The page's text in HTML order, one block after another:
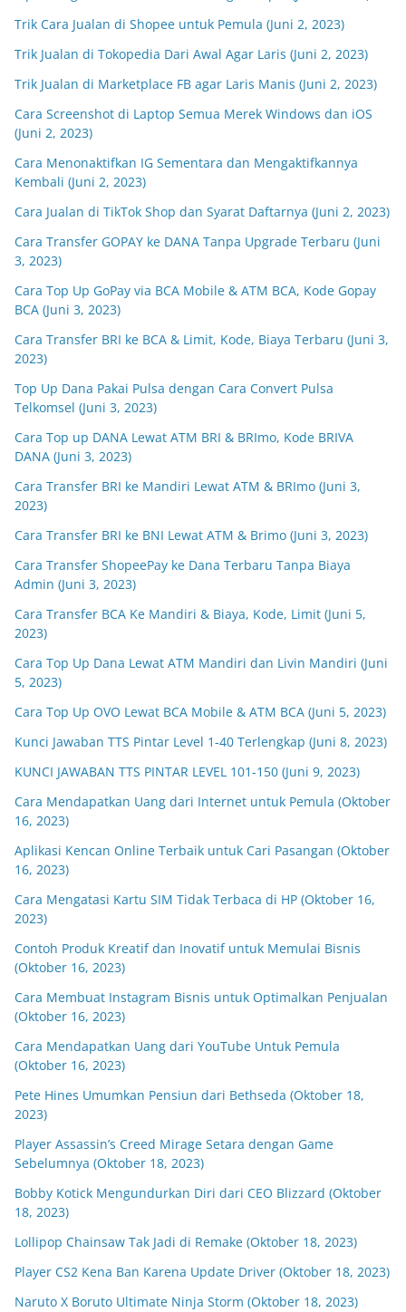
Trik Cara Jualan di Shopee untuk Pemula (Juni 2, 2023)
Trik Jualan di Tokopedia Dari Awal Agar Laris (Juni 2, 2023)
Trik Jualan di Marketplace FB agar Laris Manis (Juni 2, 2023)
Cara Screenshot di Laptop Semua Merek Windows dan iOS
(Juni 2, 2023)
Cara Menonaktifkan IG Sementara dan Mengaktifkannya
Kembali (Juni 2, 2023)
Cara Jualan di TikTok Shop dan Syarat Daftarnya (Juni 2, 2023)
Cara Transfer GOPAY ke DANA Tanpa Upgrade Terbaru (Juni
3, 2023)
Cara Top Up GoPay via BCA Mobile & ATM BCA, Kode Gopay
BCA (Juni 3, 2023)
Cara Transfer BRI ke BCA & Limit, Kode, Biaya Terbaru (Juni 3,
2023)
Top Up Dana Pakai Pulsa dengan Cara Convert Pulsa
Telkomsel (Juni 3, 2023)
Cara Top up DANA Lewat ATM BRI & BRImo, Kode BRIVA
DANA (Juni 3, 2023)
Cara Transfer BRI ke Mandiri Lewat ATM & BRImo (Juni 3,
2023)
Cara Transfer BRI ke BNI Lewat ATM & Brimo (Juni 3, 2023)
Cara Transfer ShopeePay ke Dana Terbaru Tanpa Biaya
Admin (Juni 3, 2023)
Cara Transfer BCA Ke Mandiri & Biaya, Kode, Limit (Juni 5,
2023)
Cara Top Up Dana Lewat ATM Mandiri dan Livin Mandiri (Juni
5, 2023)
Cara Top Up OVO Lewat BCA Mobile & ATM BCA (Juni 5, 2023)
Kunci Jawaban TTS Pintar Level 1-40 Terlengkap (Juni 8, 2023)
KUNCI JAWABAN TTS PINTAR LEVEL 101-150 (Juni 9, 2023)
Cara Mendapatkan Uang dari Internet untuk Pemula (Oktober
16, 2023)
Aplikasi Kencan Online Terbaik untuk Cari Pasangan (Oktober
16, 2023)
Cara Mengatasi Kartu SIM Tidak Terbaca di HP (Oktober 16,
2023)
Contoh Produk Kreatif dan Inovatif untuk Memulai Bisnis
(Oktober 16, 2023)
Cara Membuat Instagram Bisnis untuk Optimalkan Penjualan
(Oktober 16, 2023)
Cara Mendapatkan Uang dari YouTube Untuk Pemula
(Oktober 16, 2023)
Pete Hines Umumkan Pensiun dari Bethseda (Oktober 18,
2023)
Player Assassin’s Creed Mirage Setara dengan Game
Sebelumnya (Oktober 18, 2023)
Bobby Kotick Mengundurkan Diri dari CEO Blizzard (Oktober
18, 2023)
Lollipop Chainsaw Tak Jadi di Remake (Oktober 18, 2023)
Player CS2 Kena Ban Karena Update Driver (Oktober 18, 2023)
Naruto X Boruto Ultimate Ninja Storm (Oktober 18, 2023)